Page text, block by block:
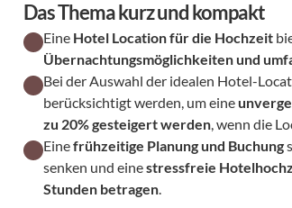
Das Thema kurz und kompakt
Eine Hotel Location für die Hochzeit
Übernachtungsmöglichkeiten und
Bei der Auswahl der idealen Hotel-
berücksichtigt werden, um eine
zu 20% gesteigert werden, wenn die
Eine frühzeitige Planung und Buchung
senken und eine stressfreie
Stunden betragen.